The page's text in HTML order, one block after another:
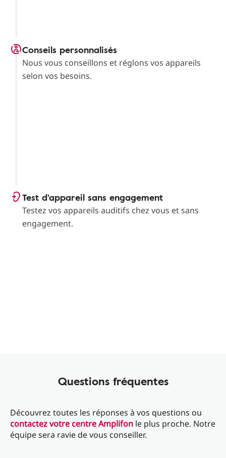
Conseils personnalisés
Nous vous conseillons et réglons vos appareils
selon vos besoins.
Test d'appareil sans engagement
Testez vos appareils auditifs chez vous et sans
engagement.
Questions fréquentes
Découvrez toutes les réponses à vos questions ou
contactez votre centre Amplifon le plus proche. Notre
équipe sera ravie de vous conseiller.